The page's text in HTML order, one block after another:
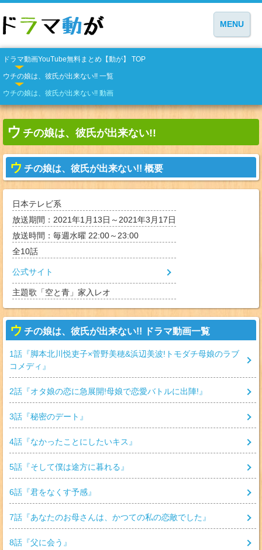
MENU
ドラマ動画YouTube無料まとめ【動が】 TOP
ウチの娘は、彼氏が出来ない!! 一覧
ウチの娘は、彼氏が出来ない!! 動画
ウ チの娘は、彼氏が出来ない!!
ウ チの娘は、彼氏が出来ない!! 概要
日本テレビ系
放送期間：2021年1月13日～2021年3月17日
放送時間：毎週水曜 22:00～23:00
全10話
公式サイト
主題歌「空と青」家入レオ
ウ チの娘は、彼氏が出来ない!! ドラマ動画一覧
1話『脚本北川悦吏子×菅野美穂&浜辺美波!トモダチ母娘のラブ
コメディ 』
2話『オタ娘の恋に急展開!母娘で恋愛バトルに出陣! 』
3話『秘密のデート 』
4話『なかったことにしたいキス 』
5話『そして僕は途方に暮れる 』
6話『君をなくす予感』
7話『あなたのお母さんは、かつての私の恋敵でした 』
8話『父に会う 』